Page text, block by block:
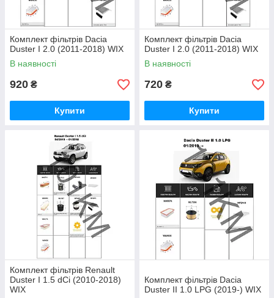
Комплект фільтрів Dacia
Duster I 2.0 (2011-2018) WIX
В наявності
920 ₴
Купити
Комплект фільтрів Dacia
Duster I 2.0 (2011-2018) WIX
В наявності
720 ₴
Купити
Комплект фільтрів Renault
Duster I 1.5 dCi (2010-2018)
WIX
Комплект фільтрів Dacia
Duster II 1.0 LPG (2019-) WIX